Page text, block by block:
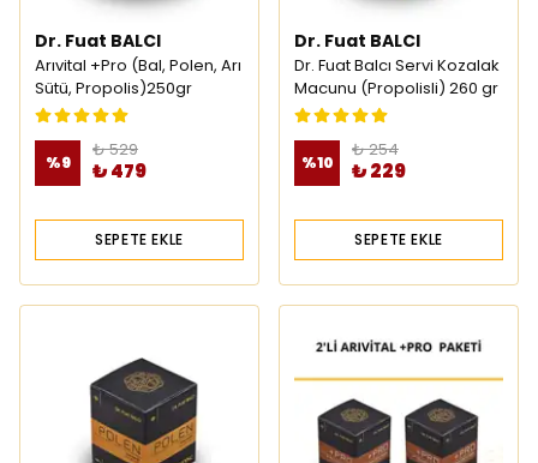
Dr. Fuat BALCI
Arıvital +Pro (Bal, Polen, Arı
Sütü, Propolis)250gr
%9
₺ 529
₺ 479
SEPETE EKLE
Dr. Fuat BALCI
Dr. Fuat Balcı Servi Kozalak
Macunu (Propolisli) 260 gr
%10
₺ 254
₺ 229
SEPETE EKLE